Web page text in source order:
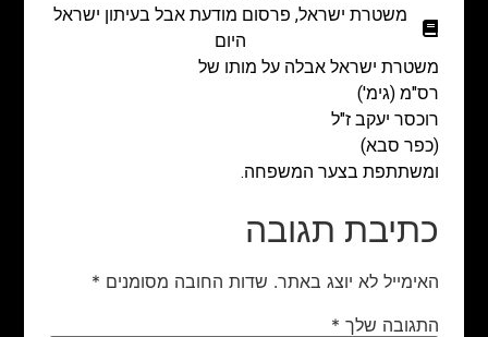
משטרת ישראל, פרסום מודעת אבל בעיתון ישראל
היום
משטרת ישראל אבלה על מותו של
רס"מ (גימ')
רוכסר יעקב ז"ל
(כפר סבא)
ומשתתפת בצער המשפחה.
כתיבת תגובה
האימייל לא יוצג באתר. שדות החובה מסומנים *
התגובה שלך *